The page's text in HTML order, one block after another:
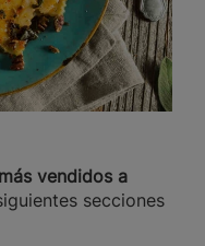
vendidos a
secciones